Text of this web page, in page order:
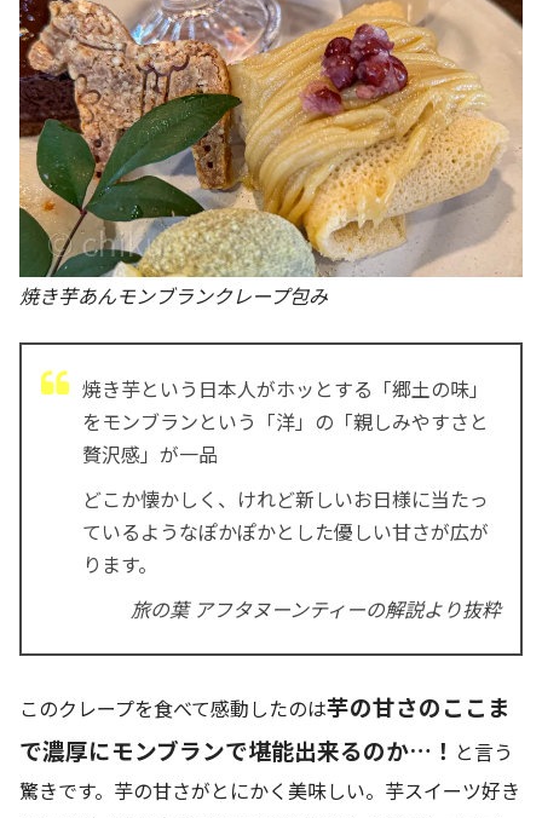
焼き芋あんモンブランクレープ包み
焼き芋という日本人がホッとする「郷土の味」
をモンブランという「洋」の「親しみやすさと
贅沢感」が一品
どこか懐かしく、けれど新しいお日様に当たっ
ているようなぽかぽかとした優しい甘さが広が
ります。
旅の葉 アフタヌーンティーの解説より抜粋
このクレープを食べて感動したのは芋の甘さのここま
で濃厚にモンブランで堪能出来るのか…！ と言う
驚きです。芋の甘さがとにかく美味しい。芋スイーツ好き